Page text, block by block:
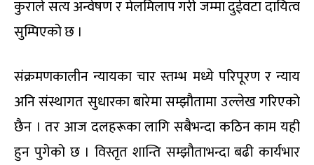
कुराले सत्य अन्वेषण र मेलमिलाप गरी जम्मा दुईवटा दायित्व
सुम्पिएको छ ।
संक्रमणकालीन न्यायका चार स्तम्भ मध्ये परिपूरण र न्याय
अनि संस्थागत सुधारका बारेमा सम्झौतामा उल्लेख गरिएको
छैन । तर आज दलहरूका लागि सबैभन्दा कठिन काम यही
हुन पुगेको छ । विस्तृत शान्ति सम्झौताभन्दा बढी कार्यभार